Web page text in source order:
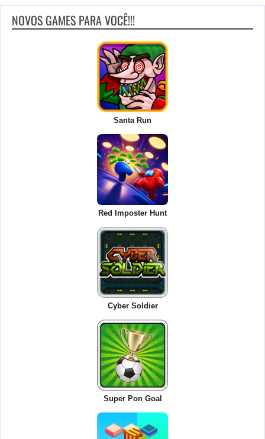
NOVOS GAMES PARA VOCÊ!!!
Santa Run
Red Imposter Hunt
Cyber Soldier
Super Pon Goal